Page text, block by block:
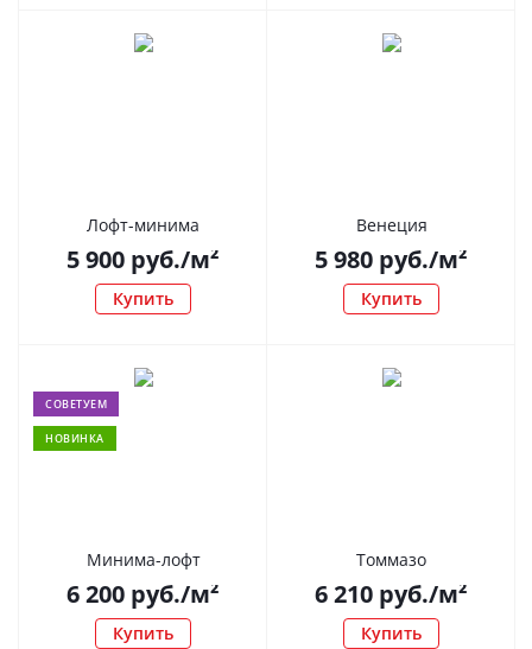
Лофт-минима
5 900 руб./м²
Купить
Венеция
5 980 руб./м²
Купить
СОВЕТУЕМ
НОВИНКА
Минима-лофт
6 200 руб./м²
Купить
Томмазо
6 210 руб./м²
Купить